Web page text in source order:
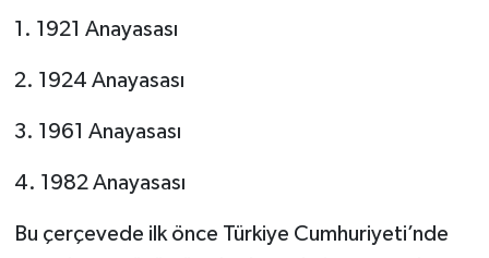
1. 1921 Anayasası
2. 1924 Anayasası
3. 1961 Anayasası
4. 1982 Anayasası
Bu çerçevede ilk önce Türkiye Cumhuriyeti’nde